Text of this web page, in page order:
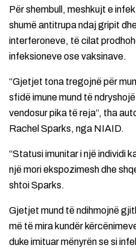
Për shembull, meshkujt e
shumë antitrupa ndaj gripit
interferoneve, të cilat
infeksioneve ose vaksinave.
“Gjetjet tona tregojnë për
sfidë imune mund të
vendosur pika të reja”, tha
Rachel Sparks, nga NIAID.
“Statusi imunitar i një individi
një mori ekspozimesh dhe
shtoi Sparks.
Gjetjet mund të ndihmojnë
më të mira kundër
duke imituar mënyrën se si